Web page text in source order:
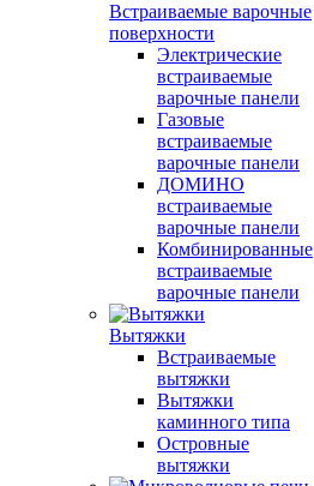
Встраиваемые варочные
поверхности
Электрические
встраиваемые
варочные панели
Газовые
встраиваемые
варочные панели
ДОМИНО
встраиваемые
варочные панели
Комбинированные
встраиваемые
варочные панели
Вытяжки
Встраиваемые
вытяжки
Вытяжки
каминного типа
Островные
вытяжки